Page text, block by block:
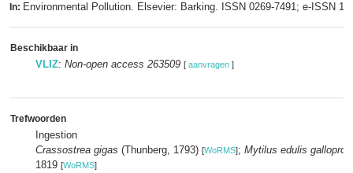
In: Environmental Pollution. Elsevier: Barking. ISSN 0269-7491; e-ISSN
Beschikbaar in
VLIZ: Non-open access 263509 [ aanvragen ]
Trefwoorden
Ingestion
Crassostrea gigas (Thunberg, 1793) [WoRMS]; Mytilus edulis
1819 [WoRMS]